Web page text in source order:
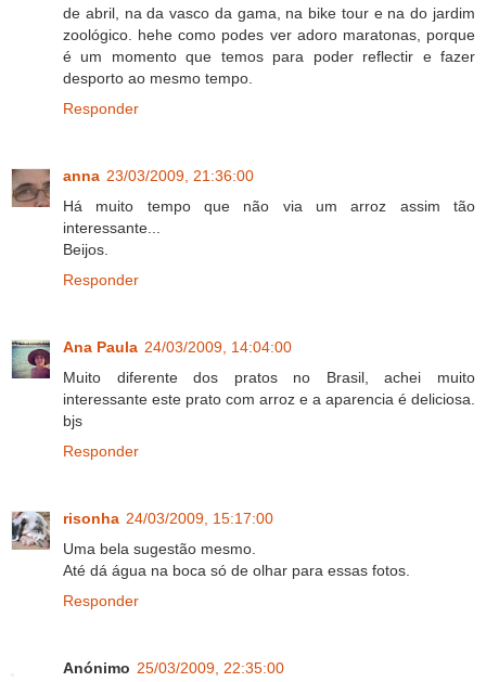
de abril, na da vasco da gama, na bike tour e na do jardim
zoológico. hehe como podes ver adoro maratonas, porque
é um momento que temos para poder reflectir e fazer
desporto ao mesmo tempo.
Responder
anna 23/03/2009, 21:36:00
Há muito tempo que não via um arroz assim tão
interessante...
Beijos.
Responder
Ana Paula 24/03/2009, 14:04:00
Muito diferente dos pratos no Brasil, achei muito
interessante este prato com arroz e a aparencia é deliciosa.
bjs
Responder
risonha 24/03/2009, 15:17:00
Uma bela sugestão mesmo.
Até dá água na boca só de olhar para essas fotos.
Responder
Anónimo 25/03/2009, 22:35:00